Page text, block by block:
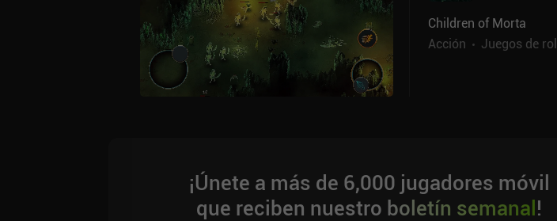
Children of Morta
Acción
Juegos de rol
¡Únete a más de 6,000 jugadores móvil
que reciben nuestro boletín semanal!